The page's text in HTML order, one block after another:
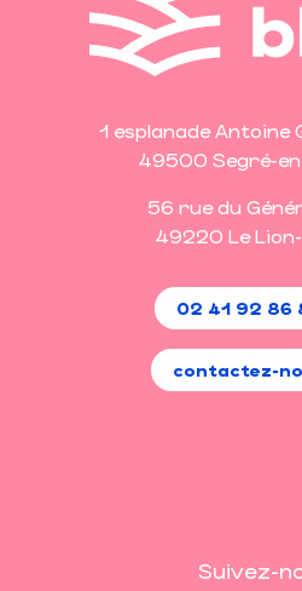
1 esplanade Antoine
49500 Segré-
56 rue du
49220 Le
02 41 92 86
contactez-
Suivez-